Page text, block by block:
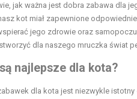
jak ważna jest dobra zabawa dla
kot miał zapewnione
jego zdrowie oraz
dla naszego mruczka świat
najlepsze dla kota?
dla kota jest niezwykle